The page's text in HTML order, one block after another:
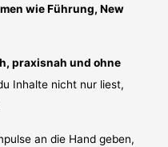
wie Führung, New
praxisnah und ohne
Inhalte nicht nur liest,
an die Hand geben,